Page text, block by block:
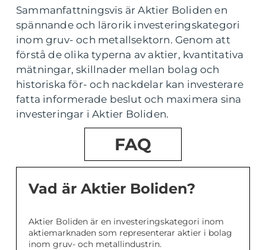
Sammanfattningsvis är Aktier Boliden en
spännande och lärorik investeringskategori
inom gruv- och metallsektorn. Genom att
förstå de olika typerna av aktier, kvantitativa
mätningar, skillnader mellan bolag och
historiska för- och nackdelar kan investerare
fatta informerade beslut och maximera sina
investeringar i Aktier Boliden.
FAQ
Vad är Aktier Boliden?
Aktier Boliden är en investeringskategori inom
aktiemarknaden som representerar aktier i bolag
inom gruv- och metallindustrin.